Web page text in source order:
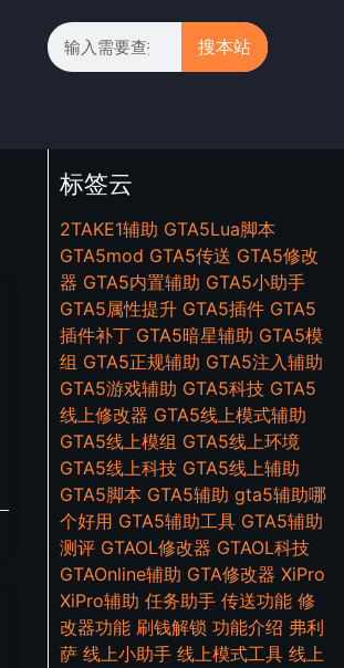
搜本站
标签云
2TAKE1辅助 GTA5Lua脚本
GTA5mod GTA5传送 GTA5修改
器 GTA5内置辅助 GTA5小助手
GTA5属性提升 GTA5插件 GTA5
插件补丁 GTA5暗星辅助 GTA5模
组 GTA5正规辅助 GTA5注入辅助
GTA5游戏辅助 GTA5科技 GTA5
线上修改器 GTA5线上模式辅助
GTA5线上模组 GTA5线上环境
GTA5线上科技 GTA5线上辅助
GTA5脚本 GTA5辅助 gta5辅助哪
个好用 GTA5辅助工具 GTA5辅助
测评 GTAOL修改器 GTAOL科技
GTAOnline辅助 GTA修改器 XiPro
XiPro辅助 任务助手 传送功能 修
改器功能 刷钱解锁 功能介绍 弗利
萨 线上小助手 线上模式工具 线上